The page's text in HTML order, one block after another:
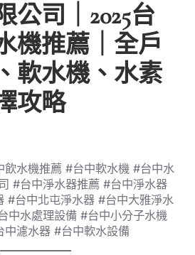
公司｜2025台
機推薦｜全戶
軟水機、水素
攻略
水機推薦 #台中軟水機 #台中水
#台中淨水器推薦 #台中淨水器
#台中北屯淨水器 #台中大雅淨水
中水處理設備 #台中小分子水機
濾水器 #台中軟水設備